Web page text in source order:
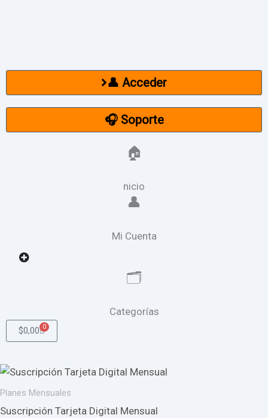
👤 Acceder
🎧 Soporte
🏠
nicio
👤
Mi Cuenta
Open
🗂️
Categorías
$0,00 0
Cart
Planes Mensuales
Suscripción Tarjeta Digital Mensual